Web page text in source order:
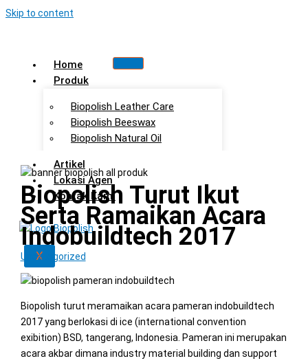
Skip to content
Home
Produk
Biopolish Leather Care
Biopolish Beeswax
Biopolish Natural Oil
Artikel
Lokasi Agen
Kontak Kami
X
Biopolish Turut Ikut
Serta Ramaikan Acara
Indobuildtech 2017
Uncategorized
Biopolish turut meramaikan acara pameran indobuildtech
2017 yang berlokasi di ice (international convention
exibition) BSD, tangerang, Indonesia. Pameran ini merupakan
acara akbar dimana industry material building dan support